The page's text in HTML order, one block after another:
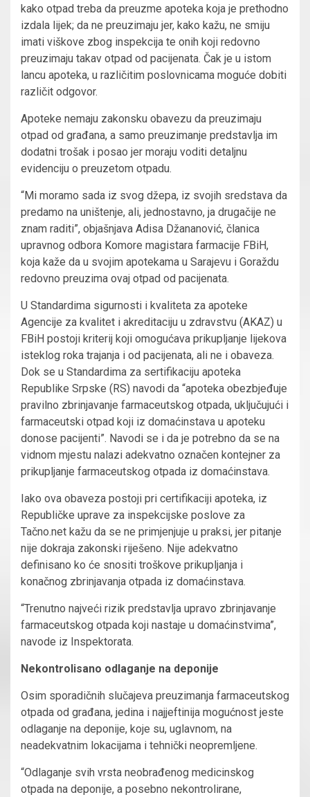
kako otpad treba da preuzme apoteka koja je prethodno
izdala lijek; da ne preuzimaju jer, kako kažu, ne smiju
imati viškove zbog inspekcija te onih koji redovno
preuzimaju takav otpad od pacijenata. Čak je u istom
lancu apoteka, u različitim poslovnicama moguće dobiti
različit odgovor.
Apoteke nemaju zakonsku obavezu da preuzimaju
otpad od građana, a samo preuzimanje predstavlja im
dodatni trošak i posao jer moraju voditi detaljnu
evidenciju o preuzetom otpadu.
“Mi moramo sada iz svog džepa, iz svojih sredstava da
predamo na uništenje, ali, jednostavno, ja drugačije ne
znam raditi”, objašnjava Adisa Džananović, članica
upravnog odbora Komore magistara farmacije FBiH,
koja kaže da u svojim apotekama u Sarajevu i Goraždu
redovno preuzima ovaj otpad od pacijenata.
U Standardima sigurnosti i kvaliteta za apoteke
Agencije za kvalitet i akreditaciju u zdravstvu (AKAZ) u
FBiH postoji kriterij koji omogućava prikupljanje lijekova
isteklog roka trajanja i od pacijenata, ali ne i obaveza.
Dok se u Standardima za sertifikaciju apoteka
Republike Srpske (RS) navodi da “apoteka obezbjeđuje
pravilno zbrinjavanje farmaceutskog otpada, uključujući i
farmaceutski otpad koji iz domaćinstava u apoteku
donose pacijenti”. Navodi se i da je potrebno da se na
vidnom mjestu nalazi adekvatno označen kontejner za
prikupljanje farmaceutskog otpada iz domaćinstava.
Iako ova obaveza postoji pri certifikaciji apoteka, iz
Republičke uprave za inspekcijske poslove za
Tačno.net kažu da se ne primjenjuje u praksi, jer pitanje
nije dokraja zakonski riješeno. Nije adekvatno
definisano ko će snositi troškove prikupljanja i
konačnog zbrinjavanja otpada iz domaćinstava.
“Trenutno najveći rizik predstavlja upravo zbrinjavanje
farmaceutskog otpada koji nastaje u domaćinstvima”,
navode iz Inspektorata.
Nekontrolisano odlaganje na deponije
Osim sporadičnih slučajeva preuzimanja farmaceutskog
otpada od građana, jedina i najjeftinija mogućnost jeste
odlaganje na deponije, koje su, uglavnom, na
neadekvatnim lokacijama i tehnički neopremljene.
“Odlaganje svih vrsta neobrađenog medicinskog
otpada na deponije, a posebno nekontrolirane,